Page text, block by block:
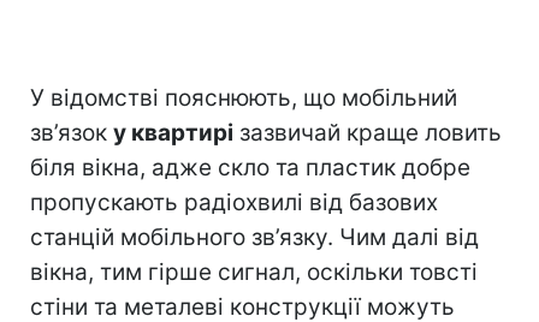
У відомстві пояснюють, що мобільний
зв’язок у квартирі зазвичай краще ловить
біля вікна, адже скло та пластик добре
пропускають радіохвилі від базових
станцій мобільного зв’язку. Чим далі від
вікна, тим гірше сигнал, оскільки товсті
стіни та металеві конструкції можуть